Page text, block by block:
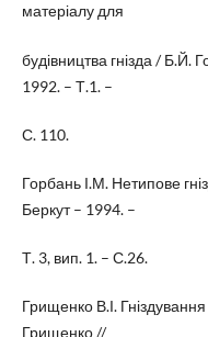
матеріалу для
будівництва гнізда / Б.Й.
1992. – Т.1. –
С. 110.
Горбань І.М. Нетипове
Беркут – 1994. –
Т. 3, вип. 1. – С.26.
Грищенко В.І. Гніздування
Грищенко //